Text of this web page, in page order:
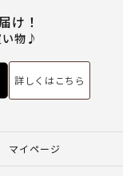
け！
い物♪
詳しくはこちら
マイページ